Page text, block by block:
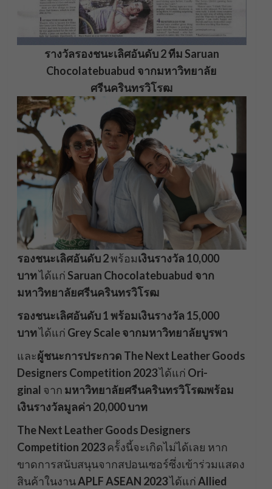
รางวัลรองชนะเลิศอันดับ 2 ทีม Saruan
Chocolatebuabud จากมหาวิทยาลัย
ศรีนครินทรวิโรฒ
รองชนะเลิศอันดับ 2พร้อมเงินรางวัล 10,000
บาทได้แก่ Saruan Chocolatebuabud จาก
มหาวิทยาลัยศรีนครินทรวิโรฒ
รองชนะเลิศอันดับ 1 พร้อมเงินรางวัล 15,000
บาทได้แก่ Grey Scale จากมหาวิทยาลัยบูรพา
และผู้ชนะการประกวด The Next Leather Goods
Designers Competition 2023ได้แก่ Ori-
ginal จาก มหาวิทยาลัยศรีนครินทรวิโรฒพร้อม
เงินรางวัลมูลค่า 20,000 บาท
The Next Leather Goods Designers
Competition 2023คร้้งนี้จะเกิดไม่ได้เลย หาก
ขาดการสนับสนุนจากสปอนเซอร์ซึ่งเข้าร่วมแสดง
สินค้าในงานAPLF ASEAN 2023ได้แก่Allied